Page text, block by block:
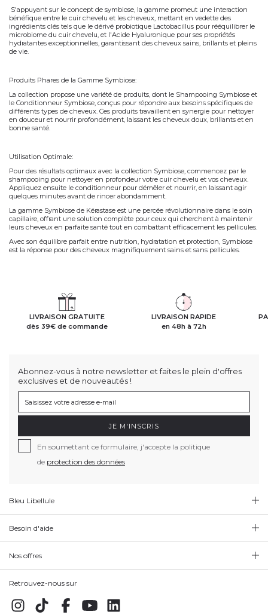
S'appuyant sur le concept de symbiose, la gamme promeut une interaction
bénéfique entre le cuir chevelu et les cheveux, mettant en vedette des
ingrédients clés tels que le dérivé probiotique Lactobacillus pour rééquilibrer le
microbiome du cuir chevelu, et l'Acide Hyaluronique pour ses propriétés
hydratantes exceptionnelles, garantissant des cheveux sains, brillants et pleins
de vie.
Produits Phares de la Gamme Symbiose:
La collection propose une variété de produits, dont le Shampooing Symbiose et
le Conditionneur Symbiose, conçus pour répondre aux besoins spécifiques de
différents types de cheveux. Ces produits travaillent en synergie pour nettoyer
en douceur et nourrir profondément, laissant les cheveux doux, brillants et en
bonne santé.
Utilisation Optimale:
Pour des résultats optimaux avec la collection Symbiose, commencez par le
shampooing pour nettoyer en profondeur votre cuir chevelu et vos cheveux.
Appliquez ensuite le conditionneur pour démêler et nourrir, en laissant agir
quelques minutes avant de rincer abondamment.
La gamme Symbiose de Kérastase est une percée révolutionnaire dans le soin
capillaire, offrant une solution complète pour ceux qui cherchent à maintenir
leurs cheveux en parfaite santé tout en combattant efficacement les pellicules.
Avec son équilibre parfait entre nutrition, hydratation et protection, Symbiose
est la réponse pour des cheveux magnifiquement sains et sans pellicules.
LIVRAISON GRATUITE
dès 39€ de commande
LIVRAISON RAPIDE
en 48h à 72h
Abonnez-vous à notre newsletter et faites le plein d'offres
exclusives et de nouveautés !
JE M'INSCRIS
En soumettant ce formulaire, j'accepte la politique
de protection des données
Bleu Libellule
Besoin d'aide
Nos offres
Retrouvez-nous sur